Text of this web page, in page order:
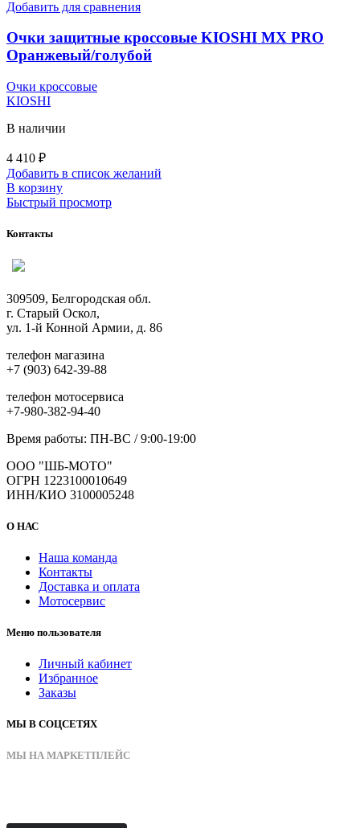
Добавить для сравнения
Очки защитные кроссовые KIOSHI MX PRO
Оранжевый/голубой
Очки кроссовые
KIOSHI
В наличии
4 410 ₽
Добавить в список желаний
В корзину
Быстрый просмотр
Контакты
309509, Белгородская обл.
г. Старый Оскол,
ул. 1-й Конной Армии, д. 86
телефон магазина
+7 (903) 642-39-88
телефон мотосервиса
+7-980-382-94-40
Время работы: ПН-ВС / 9:00-19:00
ООО "ШБ-МОТО"
ОГРН 1223100010649
ИНН/КИО 3100005248
О НАС
Наша команда
Контакты
Доставка и оплата
Мотосервис
Меню пользователя
Личный кабинет
Избранное
Заказы
МЫ В СОЦСЕТЯХ
МЫ НА МАРКЕТПЛЕЙС